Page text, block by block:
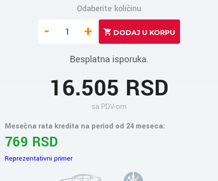
Odaberite količinu
- +
Besplatna isporuka.
16.505 RSD
sa PDV-om
Mesečna rata kredita na period od 24 meseca:
769 RSD
Reprezentativni primer